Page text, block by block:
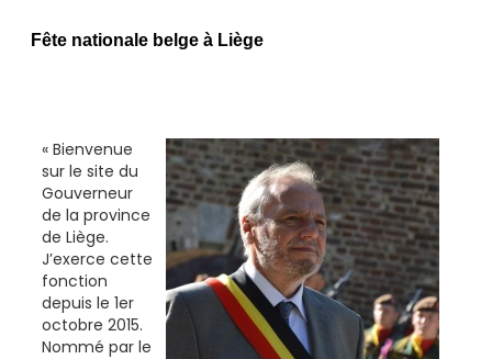
Fête nationale belge à Liège
« Bienvenue
sur le site du
Gouverneur
de la province
de Liège.
J’exerce cette
fonction
depuis le 1er
octobre 2015.
Nommé par le